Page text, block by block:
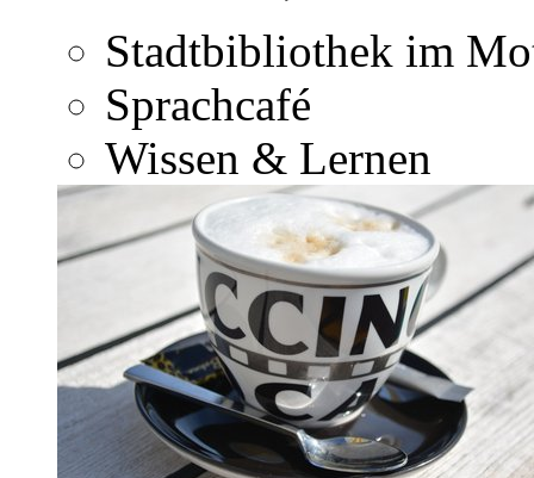
Stadtbibliothek im
Sprachcafé
Wissen & Lernen